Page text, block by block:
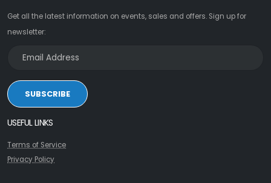
Get all the latest information on events, sales and offers. Sign up for
newsletter:
SUBSCRIBE
USEFUL LINKS
Terms of Service
Privacy Policy